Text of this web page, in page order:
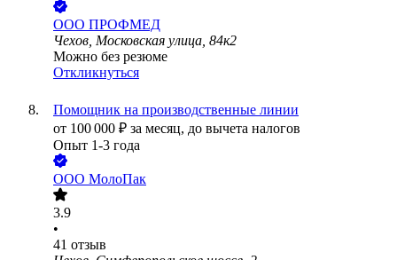
ООО ПРОФМЕД
Чехов, Московская улица, 84к2
Можно без резюме
Откликнуться
Помощник на производственные линии
от 100 000 ₽ за месяц, до вычета налогов
Опыт 1-3 года
ООО МолоПак
3.9
•
41 отзыв